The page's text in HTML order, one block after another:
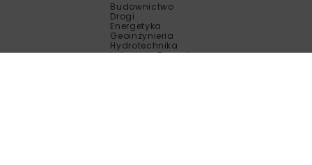
Budownictwo
Drogi
Energetyka
Geoinżynieria
Hydrotechnika
Inżynieria Bezwykopowa